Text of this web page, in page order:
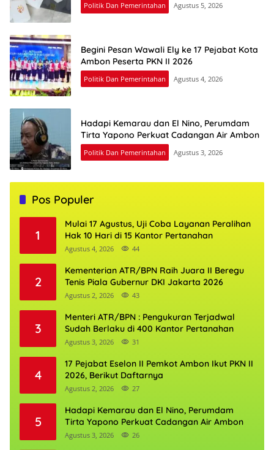
Politik Dan Pemerintahan Agustus 5, 2026
Begini Pesan Wawali Ely ke 17 Pejabat Kota
Ambon Peserta PKN II 2026
Politik Dan Pemerintahan Agustus 4, 2026
Hadapi Kemarau dan El Nino, Perumdam
Tirta Yapono Perkuat Cadangan Air Ambon
Politik Dan Pemerintahan Agustus 3, 2026
Pos Populer
1
Mulai 17 Agustus, Uji Coba Layanan Peralihan
Hak 10 Hari di 15 Kantor Pertanahan
Agustus 4, 2026 44
2
Kementerian ATR/BPN Raih Juara II Beregu
Tenis Piala Gubernur DKI Jakarta 2026
Agustus 2, 2026 43
3
Menteri ATR/BPN : Pengukuran Terjadwal
Sudah Berlaku di 400 Kantor Pertanahan
Agustus 3, 2026 31
4
17 Pejabat Eselon II Pemkot Ambon Ikut PKN II
2026, Berikut Daftarnya
Agustus 2, 2026 27
5
Hadapi Kemarau dan El Nino, Perumdam
Tirta Yapono Perkuat Cadangan Air Ambon
Agustus 3, 2026 26